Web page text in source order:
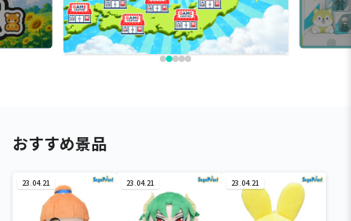
おすすめ景品
23.04.21 23.04.21 23.04.21